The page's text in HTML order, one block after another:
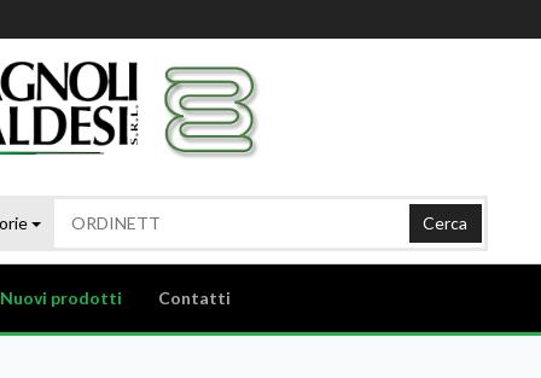
Cerca
Nuovi prodotti Contatti